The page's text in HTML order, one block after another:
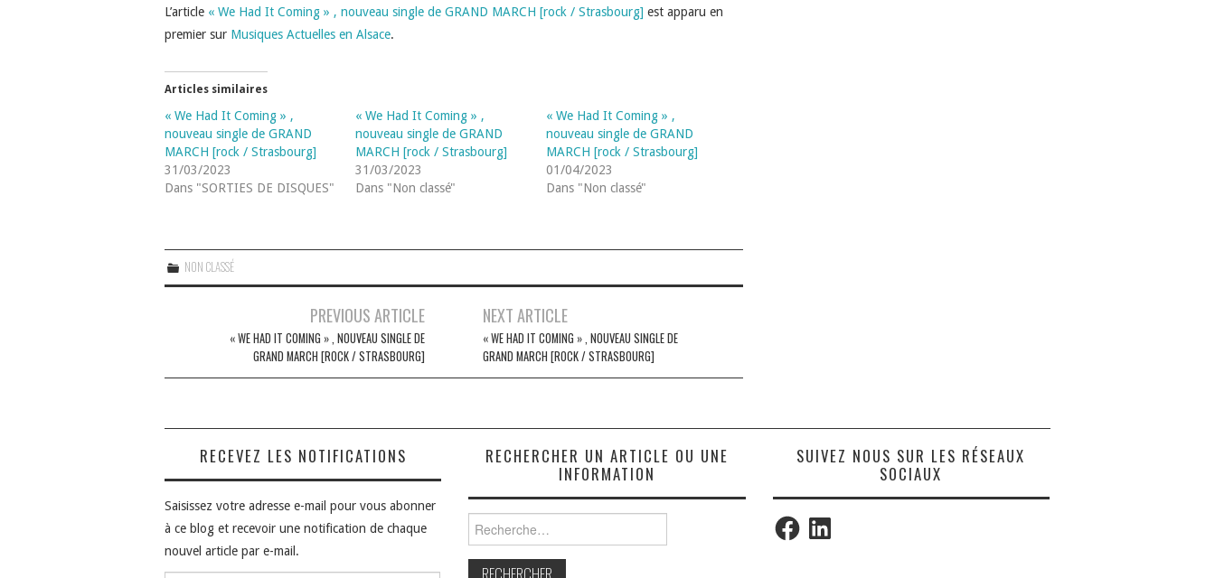
L’article « We Had It Coming » , nouveau single de GRAND MARCH [rock / Strasbourg] est apparu en
premier sur Musiques Actuelles en Alsace.
Articles similaires
« We Had It Coming » ,
nouveau single de GRAND
MARCH [rock / Strasbourg]
31/03/2023
Dans "SORTIES DE DISQUES"
« We Had It Coming » ,
nouveau single de GRAND
MARCH [rock / Strasbourg]
31/03/2023
Dans "Non classé"
« We Had It Coming » ,
nouveau single de GRAND
MARCH [rock / Strasbourg]
01/04/2023
Dans "Non classé"
NON CLASSÉ
PREVIOUS ARTICLE
« WE HAD IT COMING » , NOUVEAU SINGLE DE
GRAND MARCH [ROCK / STRASBOURG]
NEXT ARTICLE
« WE HAD IT COMING » , NOUVEAU SINGLE DE
GRAND MARCH [ROCK / STRASBOURG]
RECEVEZ LES NOTIFICATIONS
Saisissez votre adresse e-mail pour vous abonner
à ce blog et recevoir une notification de chaque
nouvel article par e-mail.
RECHERCHER UN ARTICLE OU UNE
INFORMATION
SUIVEZ NOUS SUR LES RÉSEAUX
SOCIAUX
FacebookLinkedIn